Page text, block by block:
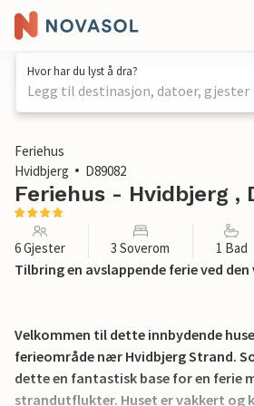
Hvor har du lyst å dra?
Legg til destinasjon, datoer, gjester
1 / 17
Feriehus
Hvidbjerg
D89082
Feriehus - Hvidbjerg ,
6 Gjester 3 Soverom 1 Bad
Tilbring en avslappende ferie ved den
Velkommen til dette innbydende
ferieområde nær Hvidbjerg Strand.
dette en fantastisk base for en ferie
strandutflukter. Huset er vakkert og